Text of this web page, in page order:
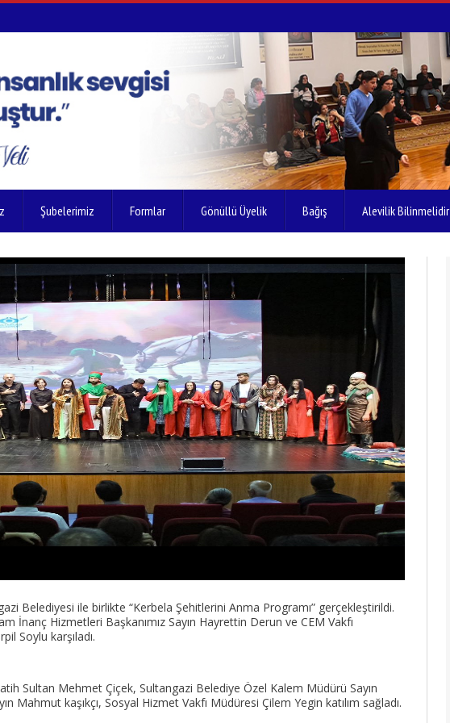
Şubelerimiz Formlar Gönüllü Üyelik Bağış Alevilik Bilinmelidir
Belediyesi ile birlikte “Kerbela Şehitlerini Anma Programı” gerçekleştirildi.
İnanç Hizmetleri Başkanımız Sayın Hayrettin Derun ve CEM Vakfı
Soylu karşıladı.
Sultan Mehmet Çiçek, Sultangazi Belediye Özel Kalem Müdürü Sayın
Mahmut kaşıkçı, Sosyal Hizmet Vakfı Müdüresi Çilem Yegin katılım sağladı.